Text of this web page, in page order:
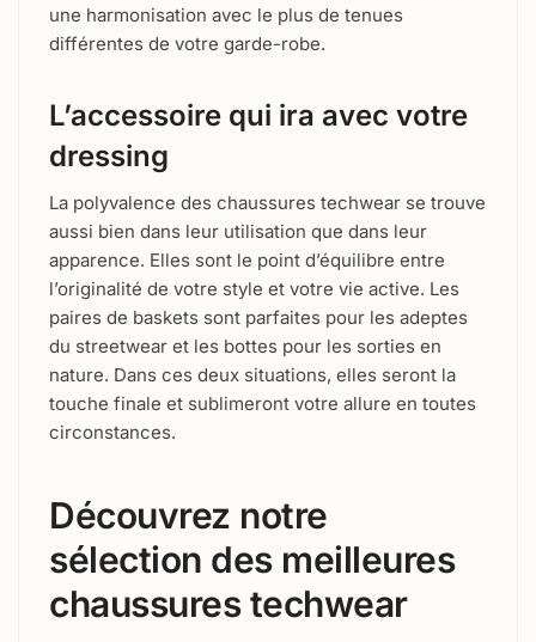
une harmonisation avec le plus de tenues
différentes de votre garde-robe.
L’accessoire qui ira avec votre
dressing
La polyvalence des chaussures techwear se trouve
aussi bien dans leur utilisation que dans leur
apparence. Elles sont le point d’équilibre entre
l’originalité de votre style et votre vie active. Les
paires de baskets sont parfaites pour les adeptes
du streetwear et les bottes pour les sorties en
nature. Dans ces deux situations, elles seront la
touche finale et sublimeront votre allure en toutes
circonstances.
Découvrez notre
sélection des meilleures
chaussures techwear